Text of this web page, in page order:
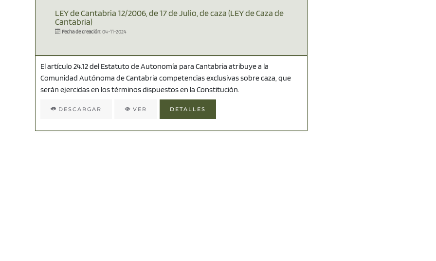
LEY de Cantabria 12/2006, de 17 de Julio, de caza (LEY de Caza de
Cantabria)
Fecha de creación:04-11-2024
El artículo 24.12 del Estatuto de Autonomía para Cantabria atribuye a la
Comunidad Autónoma de Cantabria competencias exclusivas sobre caza, que
serán ejercidas en los términos dispuestos en la Constitución.
DESCARGAR VER DETALLES